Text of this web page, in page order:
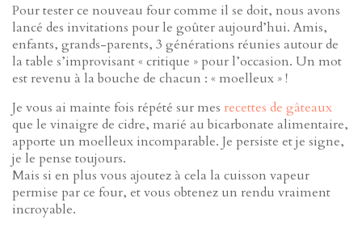
Pour tester ce nouveau four comme il se doit, nous avons
lancé des invitations pour le goûter aujourd’hui. Amis,
enfants, grands-parents, 3 générations réunies autour de
la table s’improvisant « critique » pour l’occasion. Un mot
est revenu à la bouche de chacun : « moelleux » !
Je vous ai mainte fois répété sur mes recettes de gâteaux
que le vinaigre de cidre, marié au bicarbonate alimentaire,
apporte un moelleux incomparable. Je persiste et je signe,
je le pense toujours.
Mais si en plus vous ajoutez à cela la cuisson vapeur
permise par ce four, et vous obtenez un rendu vraiment
incroyable.